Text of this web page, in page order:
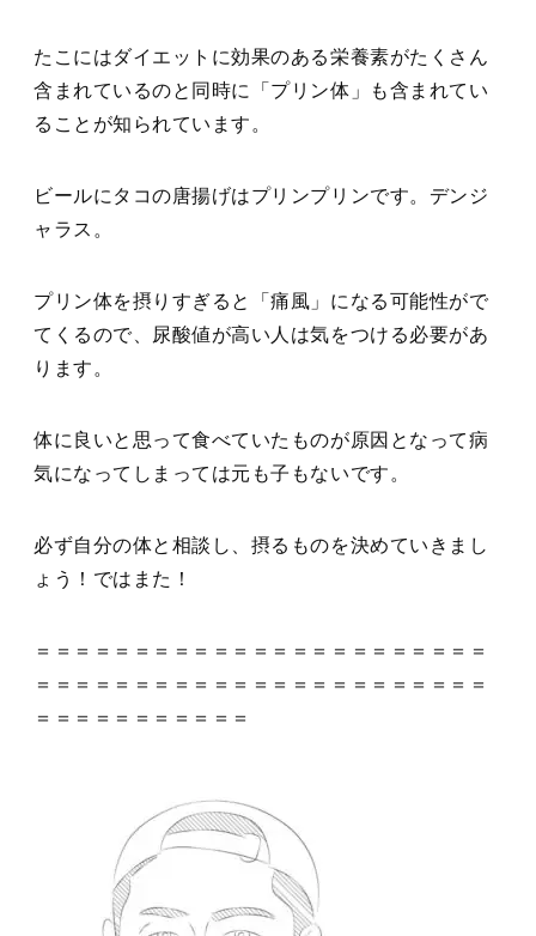
たこにはダイエットに効果のある栄養素がたくさん
含まれているのと同時に「プリン体」も含まれてい
ることが知られています。
ビールにタコの唐揚げはプリンプリンです。デンジ
ャラス。
プリン体を摂りすぎると「痛風」になる可能性がで
てくるので、尿酸値が高い人は気をつける必要があ
ります。
体に良いと思って食べていたものが原因となって病
気になってしまっては元も子もないです。
必ず自分の体と相談し、摂るものを決めていきまし
ょう！ではまた！
＝＝＝＝＝＝＝＝＝＝＝＝＝＝＝＝＝＝＝＝＝＝＝
＝＝＝＝＝＝＝＝＝＝＝＝＝＝＝＝＝＝＝＝＝＝＝
＝＝＝＝＝＝＝＝＝＝＝